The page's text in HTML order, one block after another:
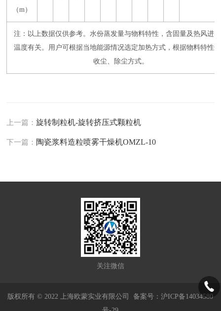
（m）
注：以上数据仅供参考。水份蒸发量与物料特性，含固量及热风进
温度有关。用户可根据当地能源情况选定加热方式，根据物料特性
收尘、除尘方式。
上一篇：旋转制粒机-旋转挤压式颗粒机
下一篇： 陶瓷浆料造粒喷雾干燥机OMZL-10
关注微信
版权所有 © 2022 上海欧蒙实业有限公司备案号：沪ICP备14034580